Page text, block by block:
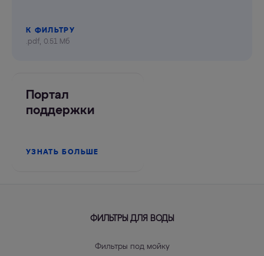
К ФИЛЬТРУ
.pdf, 0.51 Мб
Портал
поддержки
УЗНАТЬ БОЛЬШЕ
ФИЛЬТРЫ ДЛЯ ВОДЫ
Фильтры под мойку